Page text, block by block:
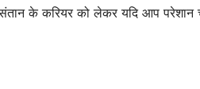
के करियर को लेकर यदि आप परेशान